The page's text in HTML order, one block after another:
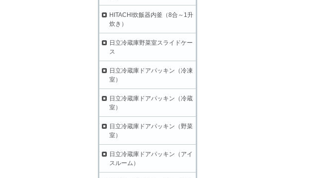
HITACHI炊飯器内釜（8合～1升
炊き）
日立冷蔵庫野菜室スライドケー
ス
日立冷蔵庫ドアパッキン（冷凍
室）
日立冷蔵庫ドアパッキン（冷蔵
室）
日立冷蔵庫ドアパッキン（野菜
室）
日立冷蔵庫ドアパッキン（アイ
スルーム）